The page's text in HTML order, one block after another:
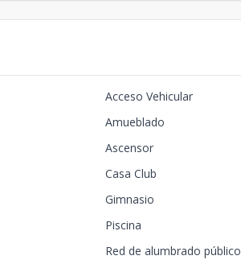
Acceso Vehicular
Amueblado
Ascensor
Casa Club
Gimnasio
Piscina
Red de alumbrado público